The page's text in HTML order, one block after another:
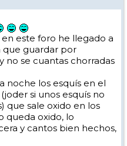
en este foro he llegado a
que guardar por
no se cuantas chorradas
noche los esquís en el
si unos esquís no
que sale oxido en los
queda oxido, lo
y cantos bien hechos,